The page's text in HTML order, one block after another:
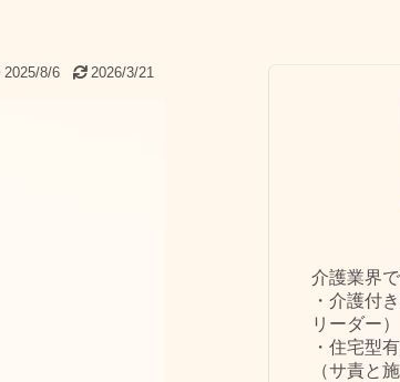
2025/8/6 2026/3/21
介護業界
・介護付
リーダー）
・住宅型
（サ責と